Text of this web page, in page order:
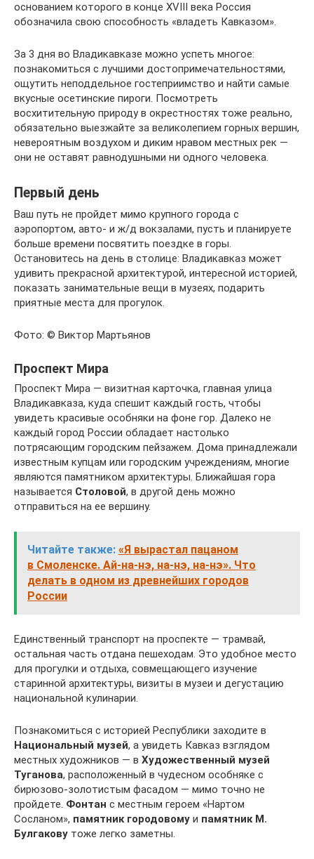
основанием которого в конце XVIII века Россия
обозначила свою способность «владеть Кавказом».
За 3 дня во Владикавказе можно успеть многое:
познакомиться с лучшими достопримечательностями,
ощутить неподдельное гостеприимство и найти самые
вкусные осетинские пироги. Посмотреть
восхитительную природу в окрестностях тоже реально,
обязательно выезжайте за великолепием горных вершин,
невероятным воздухом и диким нравом местных рек —
они не оставят равнодушными ни одного человека.
Первый день
Ваш путь не пройдет мимо крупного города с
аэропортом, авто- и ж/д вокзалами, пусть и планируете
больше времени посвятить поездке в горы.
Остановитесь на день в столице: Владикавказ может
удивить прекрасной архитектурой, интересной историей,
показать занимательные вещи в музеях, подарить
приятные места для прогулок.
Фото: © Виктор Мартьянов
Проспект Мира
Проспект Мира — визитная карточка, главная улица
Владикавказа, куда спешит каждый гость, чтобы
увидеть красивые особняки на фоне гор. Далеко не
каждый город России обладает настолько
потрясающим городским пейзажем. Дома принадлежали
известным купцам или городским учреждениям, многие
являются памятником архитектуры. Ближайшая гора
называется Столовой, в другой день можно
отправиться на ее вершину.
Читайте также: «Я вырастал пацаном
в Смоленске. Ай-на-нэ, на-нэ, на-нэ». Что
делать в одном из древнейших городов
России
Единственный транспорт на проспекте — трамвай,
остальная часть отдана пешеходам. Это удобное место
для прогулки и отдыха, совмещающего изучение
старинной архитектуры, визиты в музеи и дегустацию
национальной кулинарии.
Познакомиться с историей Республики заходите в
Национальный музей, а увидеть Кавказ взглядом
местных художников — в Художественный музей
Туганова, расположенный в чудесном особняке с
бирюзово-золотистым фасадом — мимо точно не
пройдете. Фонтан с местным героем «Нартом
Сосланом», памятник городовому и памятник М.
Булгакову тоже легко заметны.